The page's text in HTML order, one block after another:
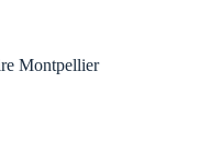
Montpellier